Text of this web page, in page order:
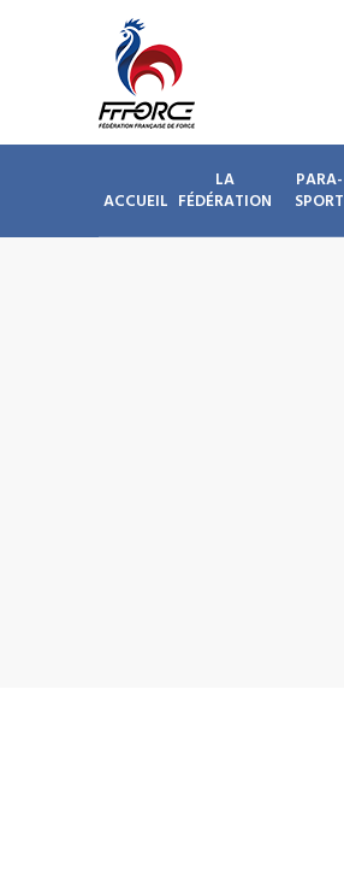
ACCUEIL
LA
FÉDÉRATION
PARA-
SPORT